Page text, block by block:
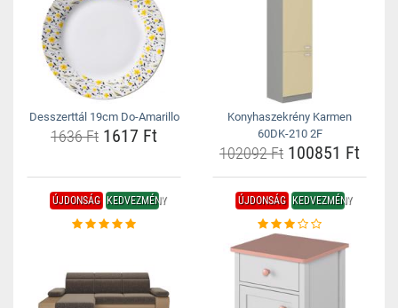
Desszerttál 19cm Do-Amarillo
1636 Ft 1617 Ft
Konyhaszekrény Karmen
60DK-210 2F
102092 Ft 100851 Ft
ÚJDONSÁG KEDVEZMÉNY ÚJDONSÁG KEDVEZMÉNY